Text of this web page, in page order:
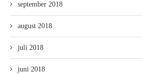
september 2018
august 2018
juli 2018
juni 2018